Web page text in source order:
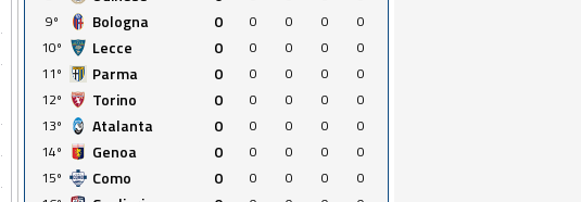
9º
Bologna 0 0 0 0
0
10º
Lecce 0 0 0 0
0
11º
Parma 0 0 0 0
0
12º
Torino 0 0 0 0
0
13º
Atalanta 0 0 0 0
0
14º
Genoa 0 0 0 0
0
15º
Como 0 0 0 0
0